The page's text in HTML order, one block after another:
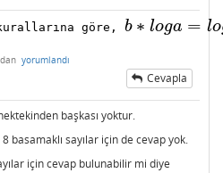
göre, b ∗ loga = lo
b∗l oga=l og( ab
yorumlandı
Cevapla
başkası yoktur.
basamaklı sayılar için de cevap yok.
için cevap bulunabilir mi diye